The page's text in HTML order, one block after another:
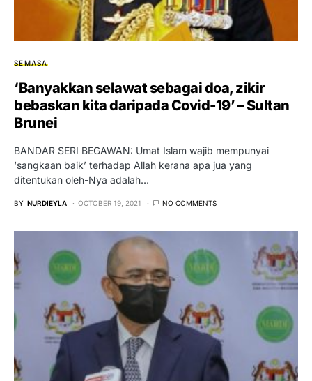
SEMASA
‘Banyakkan selawat sebagai doa, zikir
bebaskan kita daripada Covid-19’ – Sultan
Brunei
BANDAR SERI BEGAWAN: Umat Islam wajib mempunyai
‘sangkaan baik’ terhadap Allah kerana apa jua yang
ditentukan oleh-Nya adalah…
BY NURDIEYLA OCTOBER 19, 2021 NO COMMENTS